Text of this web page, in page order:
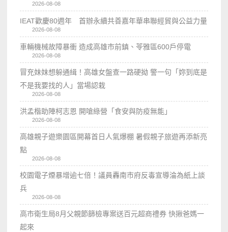
2026-08-08
IEAT歡慶80週年 首辦永續共善嘉年華串聯經貿與公益力量
2026-08-08
車輛機械故障暴衝 造成高雄市前鎮、苓雅區600戶停電
2026-08-08
冒充妹妹想躲通緝！高雄女盤查一路硬拗 警一句「妳到底是
不是我要找的人」當場認栽
2026-08-08
洪孟楷助陣柯志恩 開嗆綠營「食安與防疫無能」
2026-08-08
高雄親子遊樂園區開幕首日人氣爆棚 暑假親子旅遊再添新亮
點
2026-08-08
校園電子煙暴增逾七倍！議員轟南市府反毒宣導淪為紙上談
兵
2026-08-08
高市衛生局8月父親節篩檢專案送百元超商禮券 快揪爸媽一
起來